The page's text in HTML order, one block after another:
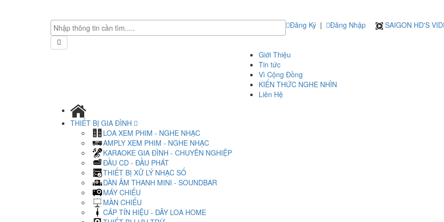
Đăng Ký | Đăng Nhập SAIGON HD'S
Giới Thiệu
Tin tức
Vì Cộng Đồng
KIẾN THỨC NGHE NHÌN
Liên Hệ
THIẾT BỊ GIA ĐÌNH
LOA XEM PHIM - NGHE NHẠC
AMPLY XEM PHIM - NGHE NHẠC
KARAOKE GIA ĐÌNH - CHUYÊN NGHIỆP
ĐẦU CD - ĐẦU PHÁT
THIẾT BỊ XỬ LÝ NHẠC SỐ
DÀN ÂM THANH MINI - SOUNDBAR
MÁY CHIẾU
MÀN CHIẾU
CÁP TÍN HIỆU - DÂY LOA HOME